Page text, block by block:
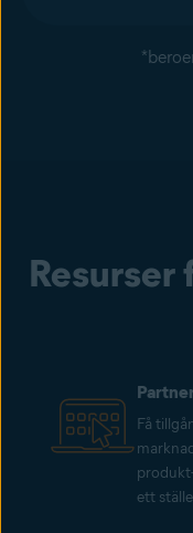
Resurser
Få
ett